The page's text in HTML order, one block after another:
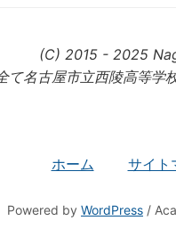
(C) 2015 - 2025
て名古屋市立西陵高等学
ホーム サイト
Powered by WordPress /